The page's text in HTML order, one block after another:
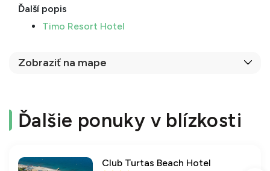
Ďalší popis
Timo Resort Hotel
Zobraziť na mape
Ďalšie ponuky v blízkosti
Club Turtas Beach Hotel